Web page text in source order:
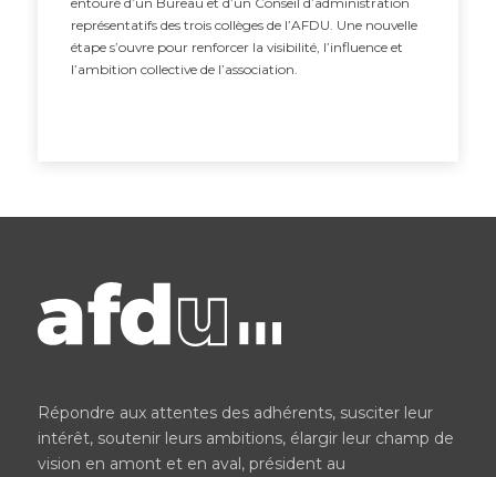
représentatifs des trois collèges de l’AFDU. Une nouvelle
étape s’ouvre pour renforcer la visibilité, l’influence et
l’ambition collective de l’association.
Répondre aux attentes des adhérents, susciter leur
intérêt, soutenir leurs ambitions, élargir leur champ de
vision en amont et en aval, président au